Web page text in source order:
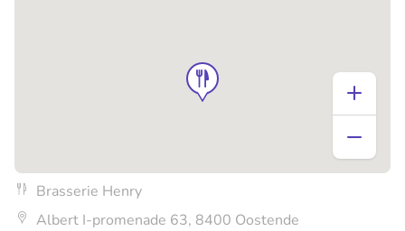
Brasserie Henry
Albert I-promenade 63, 8400 Oostende